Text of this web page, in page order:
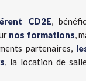
CD2E,
nos formations,
partenaires,
, la location de